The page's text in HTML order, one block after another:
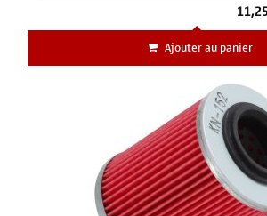
Ajouter au panier